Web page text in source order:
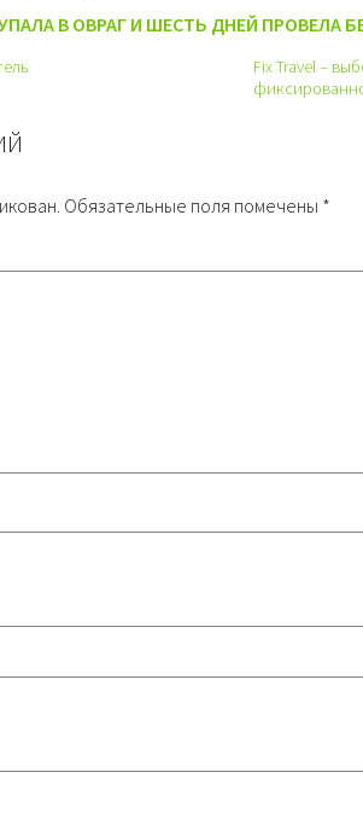
В ОВРАГ И ШЕСТЬ ДНЕЙ ПРОВЕЛА
Fix Travel –
Обязательные поля помечены *